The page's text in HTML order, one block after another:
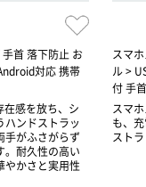
首 落下防止 お
対応 携帯
感を放ち、シ
ハンドストラッ
手がふさがらず
。耐久性の高い
やかさと実用性
スマ
ル >
付 手
スマ
も、
スト